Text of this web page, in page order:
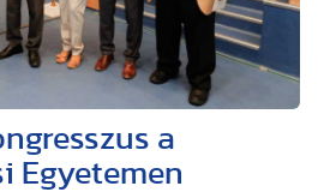
a
Egyetemen